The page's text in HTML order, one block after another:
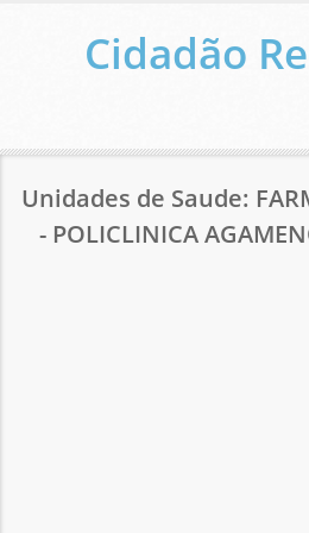
Cidadão
Unidades de Saude:
- POLICLINICA